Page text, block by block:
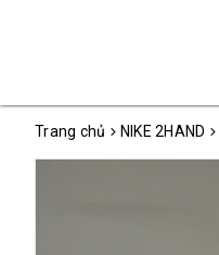
Trang chủ NIKE 2HAND